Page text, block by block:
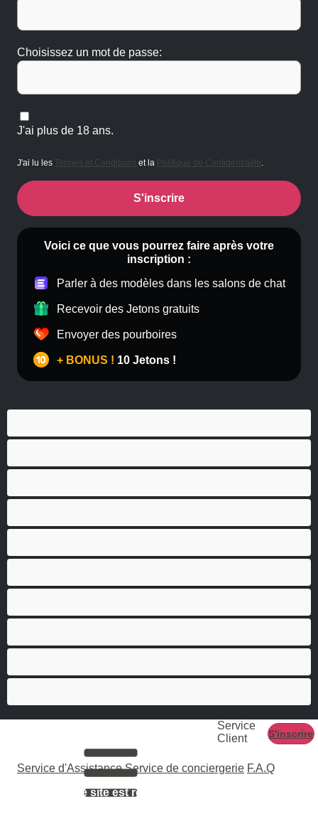
Choisissez un mot de passe:
J'ai plus de 18 ans.
J'ai lu les Termes et Conditions et la Politique de Confidentialité.
S'inscrire
Voici ce que vous pourrez faire après votre
inscription :
Parler à des modèles dans les salons de chat
Recevoir des Jetons gratuits
Envoyer des pourboires
+ BONUS ! 10 Jetons !
Service
Client
S'inscrire
Service d'Assistance Service de conciergerie F.A.Q
L'accès à ce site est réservé aux adultes âgés de 18